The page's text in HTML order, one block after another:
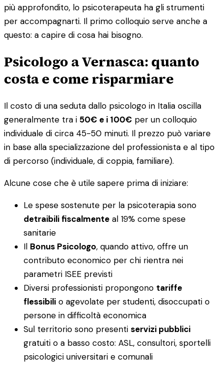
più approfondito, lo psicoterapeuta ha gli strumenti
per accompagnarti. Il primo colloquio serve anche a
questo: a capire di cosa hai bisogno.
Psicologo a Vernasca: quanto
costa e come risparmiare
Il costo di una seduta dallo psicologo in Italia oscilla
generalmente tra i 50€ e i 100€ per un colloquio
individuale di circa 45-50 minuti. Il prezzo può variare
in base alla specializzazione del professionista e al tipo
di percorso (individuale, di coppia, familiare).
Alcune cose che è utile sapere prima di iniziare:
Le spese sostenute per la psicoterapia sono
detraibili fiscalmente al 19% come spese
sanitarie
Il Bonus Psicologo, quando attivo, offre un
contributo economico per chi rientra nei
parametri ISEE previsti
Diversi professionisti propongono tariffe
flessibili o agevolate per studenti, disoccupati o
persone in difficoltà economica
Sul territorio sono presenti servizi pubblici
gratuiti o a basso costo: ASL, consultori, sportelli
psicologici universitari e comunali